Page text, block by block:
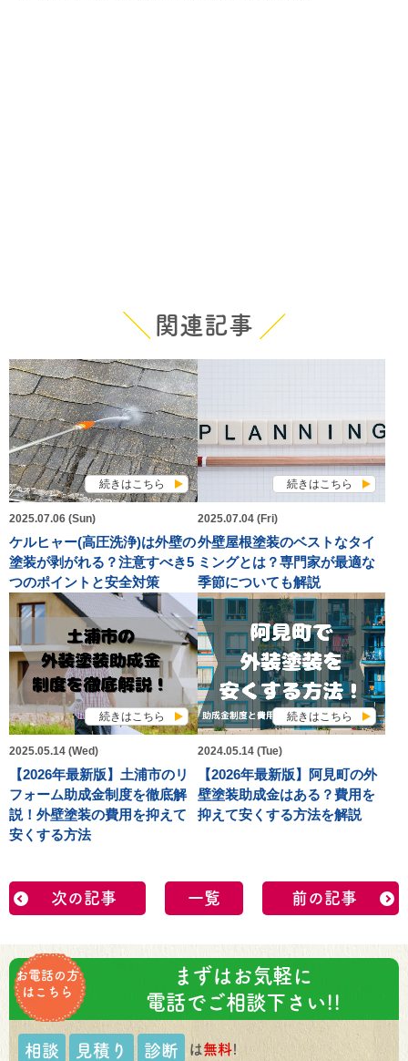
関連記事
続きはこちら
2025.07.06 (Sun)
ケルヒャー(高圧洗浄)は外壁の
塗装が剥がれる？注意すべき5
つのポイントと安全対策
続きはこちら
2025.07.04 (Fri)
外壁屋根塗装のベストなタイ
ミングとは？専門家が最適な
季節についても解説
続きはこちら
2025.05.14 (Wed)
【2026年最新版】土浦市のリ
フォーム助成金制度を徹底解
説！外壁塗装の費用を抑えて
安くする方法
続きはこちら
2024.05.14 (Tue)
【2026年最新版】阿見町の外
壁塗装助成金はある？費用を
抑えて安くする方法を解説
次の記事 一覧 前の記事
お電話の方
はこちら
まずはお気軽に
電話でご相談下さい!!
相談 見積り 診断 は無料!